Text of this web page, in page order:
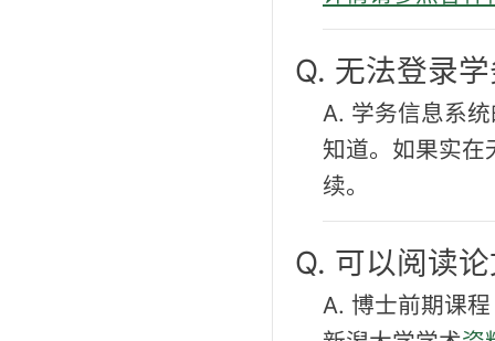
Q. 无法登录
A. 学务信息系
知道。如果实在
续。
Q. 可以阅读
A. 博士前期课